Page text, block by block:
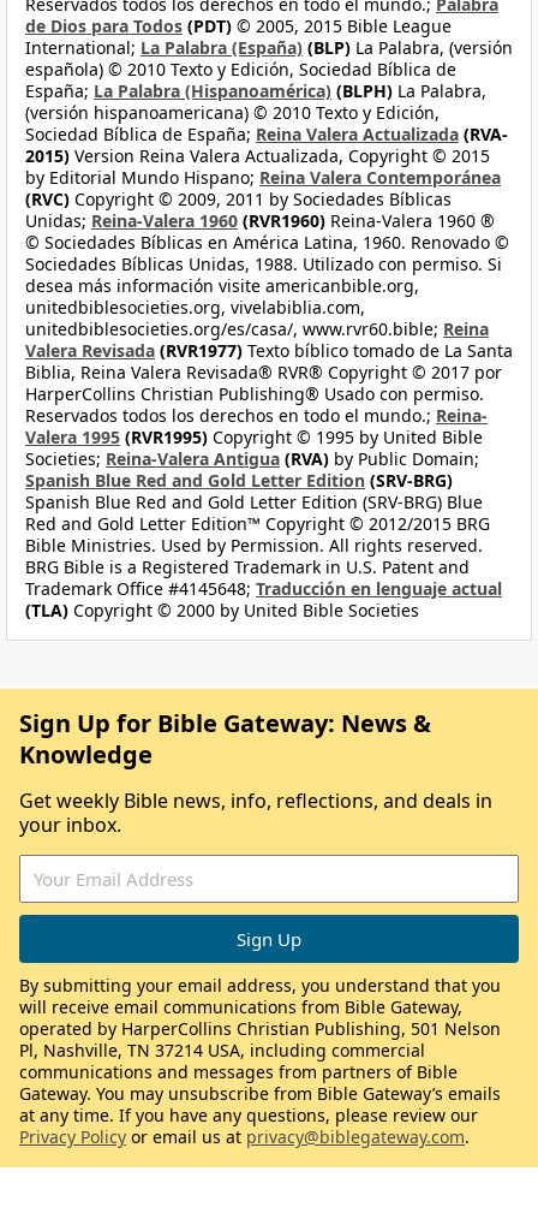
de Dios para Todos (PDT) © 2005, 2015 Bible League
International; La Palabra (España) (BLP) La Palabra, (versión
española) © 2010 Texto y Edición, Sociedad Bíblica de
España; La Palabra (Hispanoamérica) (BLPH) La Palabra,
(versión hispanoamericana) © 2010 Texto y Edición,
Sociedad Bíblica de España; Reina Valera Actualizada (RVA-
2015) Version Reina Valera Actualizada, Copyright © 2015
by Editorial Mundo Hispano; Reina Valera Contemporánea
(RVC) Copyright © 2009, 2011 by Sociedades Bíblicas
Unidas; Reina-Valera 1960 (RVR1960) Reina-Valera 1960 ®
© Sociedades Bíblicas en América Latina, 1960. Renovado ©
Sociedades Bíblicas Unidas, 1988. Utilizado con permiso. Si
desea más información visite americanbible.org,
unitedbiblesocieties.org, vivelabiblia.com,
unitedbiblesocieties.org/es/casa/, www.rvr60.bible; Reina
Valera Revisada (RVR1977) Texto bíblico tomado de La Santa
Biblia, Reina Valera Revisada® RVR® Copyright © 2017 por
HarperCollins Christian Publishing® Usado con permiso.
Reservados todos los derechos en todo el mundo.; Reina-
Valera 1995 (RVR1995) Copyright © 1995 by United Bible
Societies; Reina-Valera Antigua (RVA) by Public Domain;
Spanish Blue Red and Gold Letter Edition (SRV-BRG)
Spanish Blue Red and Gold Letter Edition (SRV-BRG) Blue
Red and Gold Letter Edition™ Copyright © 2012/2015 BRG
Bible Ministries. Used by Permission. All rights reserved.
BRG Bible is a Registered Trademark in U.S. Patent and
Trademark Office #4145648; Traducción en lenguaje actual
(TLA) Copyright © 2000 by United Bible Societies
Sign Up for Bible Gateway: News &
Knowledge
Get weekly Bible news, info, reflections, and deals in
your inbox.
By submitting your email address, you understand that you
will receive email communications from Bible Gateway,
operated by HarperCollins Christian Publishing, 501 Nelson
Pl, Nashville, TN 37214 USA, including commercial
communications and messages from partners of Bible
Gateway. You may unsubscribe from Bible Gateway’s emails
at any time. If you have any questions, please review our
Privacy Policy or email us at privacy@biblegateway.com.